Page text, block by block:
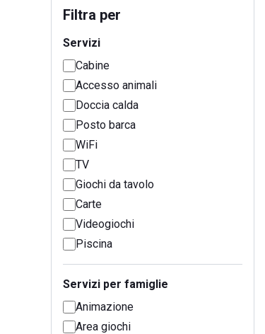
Filtra per
Servizi
Cabine
Accesso animali
Doccia calda
Posto barca
WiFi
TV
Giochi da tavolo
Carte
Videogiochi
Piscina
Servizi per famiglie
Animazione
Area giochi